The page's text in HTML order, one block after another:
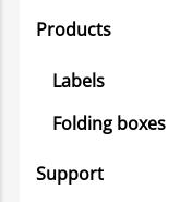
Products
Labels
Folding boxes
Support